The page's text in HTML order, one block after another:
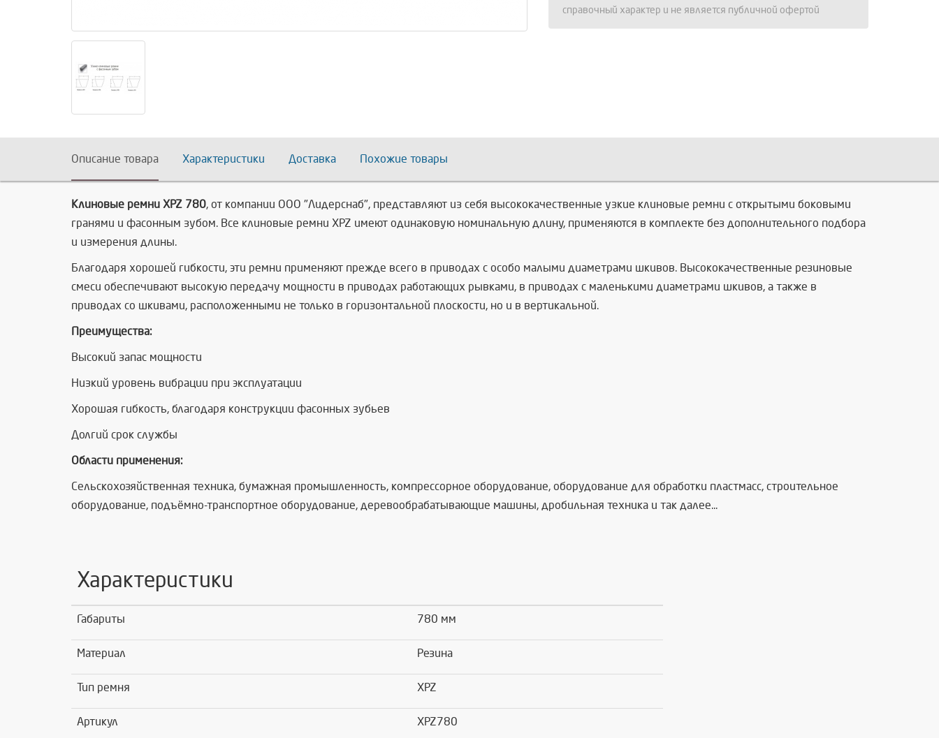
справочный характер и не является публичной офертой
Описание товара Характеристики Доставка Похожие товары
Клиновые ремни XPZ 780, от компании ООО "Лидерснаб", представляют из себя высококачественные узкие клиновые ремни с открытыми боковыми
гранями и фасонным зубом. Все клиновые ремни XPZ имеют одинаковую номинальную длину, применяются в комплекте без дополнительного подбора
и измерения длины.
Благодаря хорошей гибкости, эти ремни применяют прежде всего в приводах с особо малыми диаметрами шкивов. Высококачественные резиновые
смеси обеспечивают высокую передачу мощности в приводах работающих рывками, в приводах с маленькими диаметрами шкивов, а также в
приводах со шкивами, расположенными не только в горизонтальной плоскости, но и в вертикальной.
Преимущества:
Высокий запас мощности
Низкий уровень вибрации при эксплуатации
Хорошая гибкость, благодаря конструкции фасонных зубьев
Долгий срок службы
Области применения:
Сельскохозяйственная техника, бумажная промышленность, компрессорное оборудование, оборудование для обработки пластмасс, строительное
оборудование, подъёмно-транспортное оборудование, деревообрабатывающие машины, дробильная техника и так далее...
Характеристики
Габариты 780 мм
Материал Резина
Тип ремня XPZ
Артикул XPZ780